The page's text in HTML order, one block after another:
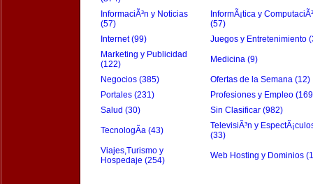
InformaciÃ³n y Noticias
(57)
InformÃ¡tica y
(57)
Internet (99)
Juegos y Entretenimiento
Marketing y Publicidad
(122)
Medicina (9)
Negocios (385)
Ofertas de la Semana (12)
Portales (231)
Profesiones y Empleo
Salud (30)
Sin Clasificar (982)
TecnologÃ­a (43)
TelevisiÃ³n y
(33)
Viajes,Turismo y
Hospedaje (254)
Web Hosting y Dominios